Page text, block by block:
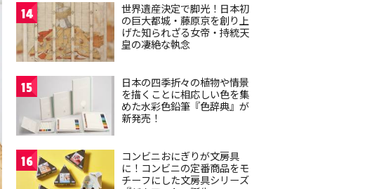
14
世界遺産決定で脚光！日本初
の巨大都城・藤原京を創り上
げた知られざる女帝・持統天
皇の凄絶な執念
15
日本の四季折々の植物や情景
を描くことに相応しい色を集
めた水彩色鉛筆『色辞典』が
新発売！
16
コンビニおにぎりが文房具
に！コンビニの定番商品をモ
チーフにした文房具シリーズ